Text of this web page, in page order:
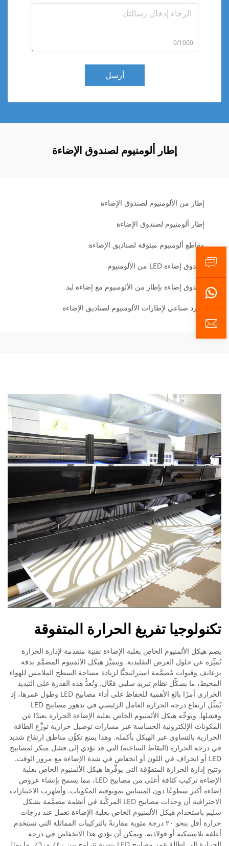
0/1000
أرسل
إطار ألومنيوم لصندوق الإضاءة
إطار من الألومنيوم لصندوق الإضاءة
إطار ألومنيوم لصندوق الإضاءة
مقاطع ألومنيوم مبثوقة لصناديق الإضاءة
صندوق إضاءة LED من الألومنيوم
صندوق إضاءة بإطار من الألومنيوم مع إضاءة ليد
مورد صناعي لإطارات الألومنيوم لصناديق الإضاءة
تكنولوجيا تفريغ الحرارة المتفوقة
يضم هيكل الألمنيوم الخاص بعلبة الإضاءة تقنية متقدمة لإدارة الحرارة
تُميِّزه عن حلول العرض التقليدية. ويتميَّز هيكل الألمنيوم المصمَّم بدقة
بزعانف وقنوات مُصمَّمة استراتيجيًّا لزيادة مساحة السطح الملامس للهواء
المحيط، ما يشكِّل نظام تبريد سلبي فعّال. وتُعدُّ هذه القدرة على التبديد
الحراري أمرًا بالغ الأهمية للحفاظ على أداء مصابيح LED وطول عمرها، إذ
يُمثِّل ارتفاع درجة الحرارة العامل الرئيسي في تدهور مصابيح LED
وفشلها. ويوجِّه هيكل الألمنيوم الخاص بعلبة الإضاءة الحرارة بعيدًا عن
المكونات الإلكترونية الحساسة عبر مسارات توصيل حرارية توزِّع الطاقة
الحرارية بالتساوي عبر الهيكل بأكمله. وهذا يمنع تكوُّن مناطق ارتفاع شديد
في درجة الحرارة (النقاط الساخنة) التي قد تؤدي إلى فشل مبكر لمصابيح
LED أو انحراف في اللون أو انخفاض في شدة الإضاءة مع مرور الوقت.
وتتيح إدارة الحرارة المتفوِّقة التي يوفِّرها هيكل الألمنيوم الخاص بعلبة
الإضاءة تركيب كثافة أعلى من مصابيح LED، مما يسمح بإنشاء عروض
إضاءة أكثر سطوعًا دون المساس بموثوقية المكونات. وأظهرت الاختبارات
الاحترافية أن وحدات مصابيح LED المركَّبة في أنظمة مصمَّمة بشكل
سليم باستخدام هيكل الألمنيوم الخاص بعلبة الإضاءة تعمل عند درجات
حرارة أقل بنحو ٢٠ درجة مئوية مقارنةً بالتركيبات المماثلة التي تستخدم
أغلفة بلاستيكية أو فولاذية. ويمكن أن يؤدي هذا الانخفاض في درجة